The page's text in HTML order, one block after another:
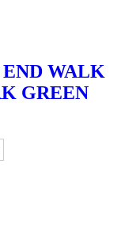
WALK
GREEN